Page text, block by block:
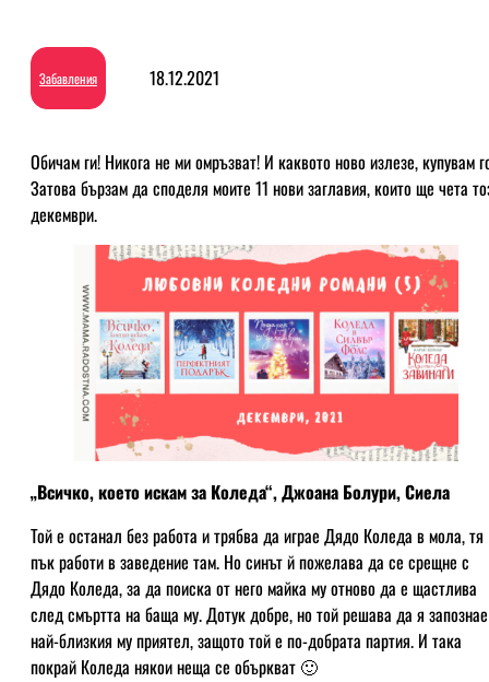
Забавления 18.12.2021
Обичам ги! Никога не ми омръзват! И каквото ново излезе, купувам
Затова бързам да споделя моите 11 нови заглавия, които ще чета
декември.
„Всичко, което искам за Коледа“, Джоана Болури, Сиела
Той е останал без работа и трябва да играе Дядо Коледа в мола, тя
пък работи в заведение там. Но синът й пожелава да се срещне с
Дядо Коледа, за да поиска от него майка му отново да е щастлива
след смъртта на баща му. Дотук добре, но той решава да я
най-близкия му приятел, защото той е по-добрата партия. И така
покрай Коледа някои неща се объркват 🙂